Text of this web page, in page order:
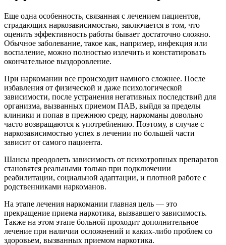
Еще одна особенность, связанная с лечением пациентов,
страдающих наркозависимостью, заключается в том, что
оценить эффективность работы бывает достаточно сложно.
Обычное заболевание, такое как, например, инфекция или
воспаление, можно полностью излечить и констатировать
окончательное выздоровление.
При наркомании все происходит намного сложнее. После
избавления от физической и даже психологической
зависимости, после устранения негативных последствий для
организма, вызванных приемом ПАВ, выйдя за пределы
клиники и попав в прежнюю среду, наркоманы довольно
часто возвращаются к употреблению. Поэтому, в случае с
наркозависимостью успех в лечении по большей части
зависит от самого пациента.
Шансы преодолеть зависимость от психотропных препаратов
становятся реальными только при подключении
реабилитации, социальной адаптации, и плотной работе с
родственниками наркоманов.
На этапе лечения наркомании главная цель — это
прекращение приема наркотика, вызвавшего зависимость.
Также на этом этапе больной проходит дополнительное
лечение при наличии осложнений и каких-либо проблем со
здоровьем, вызванных приемом наркотика.